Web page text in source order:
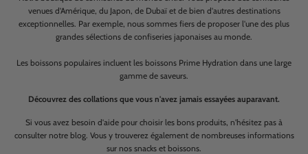
venues d'Amérique, du Japon, de Dubaï et de bien d'autres destinations
exceptionnelles. Par exemple, nous sommes fiers de proposer l'une des plus
grandes sélections de confiseries japonaises au monde.
Les boissons populaires incluent les boissons Prime Hydration dans une large
gamme de saveurs.
Découvrez des collations que vous n'avez jamais essayées auparavant.
Si vous avez besoin d'aide pour choisir les bons produits, n'hésitez pas à
consulter notre blog. Vous y trouverez également de nombreuses informations
sur nos snacks et boissons.